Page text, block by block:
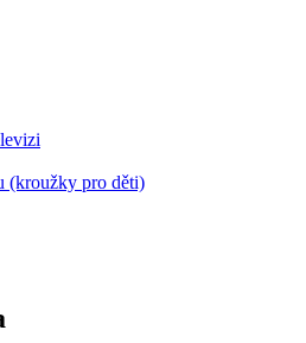
(kroužky pro děti)